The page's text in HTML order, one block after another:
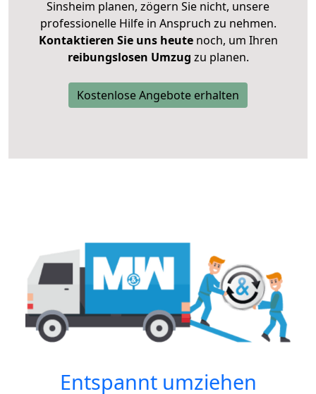
Sinsheim planen, zögern Sie nicht, unsere
professionelle Hilfe in Anspruch zu nehmen.
Kontaktieren Sie uns heutenoch, um Ihren
reibungslosen Umzug zu planen.
Kostenlose Angebote erhalten
Entspannt umziehen